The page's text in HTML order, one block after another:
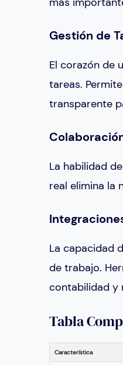
Gestión de
El corazón de
tareas.
transparente
La habilidad
real elimina la
La capacidad
de trabajo.
contabilidad y
Tabla
Característica